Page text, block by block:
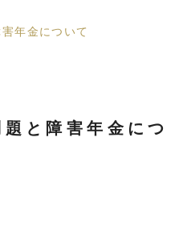
年金について
と障害年金につ